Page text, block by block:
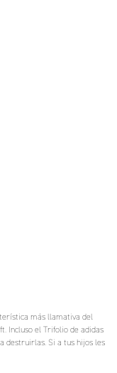
más llamativa del
Incluso el Trifolio de adidas
destruirlas. Si a tus hijos les